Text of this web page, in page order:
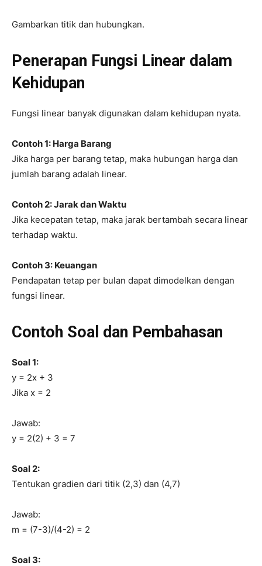
Gambarkan titik dan hubungkan.
Penerapan Fungsi Linear dalam
Kehidupan
Fungsi linear banyak digunakan dalam kehidupan nyata.
Contoh 1: Harga Barang
Jika harga per barang tetap, maka hubungan harga dan
jumlah barang adalah linear.
Contoh 2: Jarak dan Waktu
Jika kecepatan tetap, maka jarak bertambah secara linear
terhadap waktu.
Contoh 3: Keuangan
Pendapatan tetap per bulan dapat dimodelkan dengan
fungsi linear.
Contoh Soal dan Pembahasan
Soal 1:
y = 2x + 3
Jika x = 2
Jawab:
y = 2(2) + 3 = 7
Soal 2:
Tentukan gradien dari titik (2,3) dan (4,7)
Jawab:
m = (7-3)/(4-2) = 2
Soal 3: